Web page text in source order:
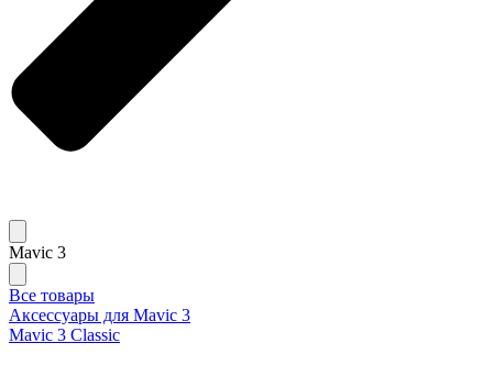
Mavic 3
Все товары
Аксессуары для Mavic 3
Mavic 3 Classic